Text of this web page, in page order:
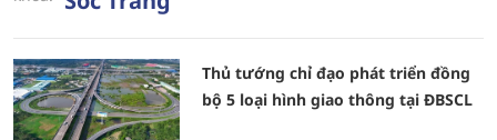
Thủ tướng chỉ đạo phát triển đồng
bộ 5 loại hình giao thông tại ĐBSCL